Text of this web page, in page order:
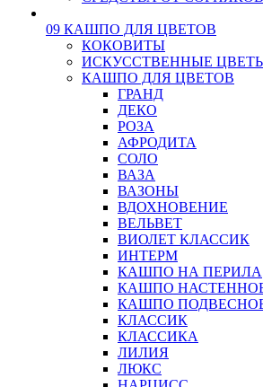
09 КАШПО ДЛЯ ЦВЕТОВ
КОКОВИТЫ
ИСКУССТВЕННЫЕ
КАШПО ДЛЯ ЦВЕТОВ
ГРАНД
ДЕКО
РОЗА
АФРОДИТА
СОЛО
ВАЗА
ВАЗОНЫ
ВДОХНОВЕНИЕ
ВЕЛЬВЕТ
ВИОЛЕТ КЛАССИК
ИНТЕРМ
КАШПО НА ПЕРИЛА
КАШПО
КАШПО
КЛАССИК
КЛАССИКА
ЛИЛИЯ
ЛЮКС